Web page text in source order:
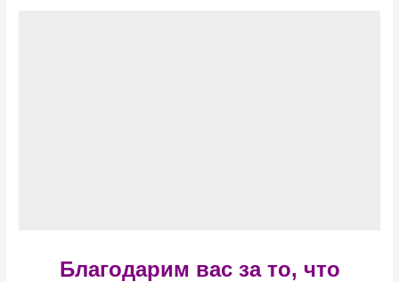
Благодарим вас за то, что